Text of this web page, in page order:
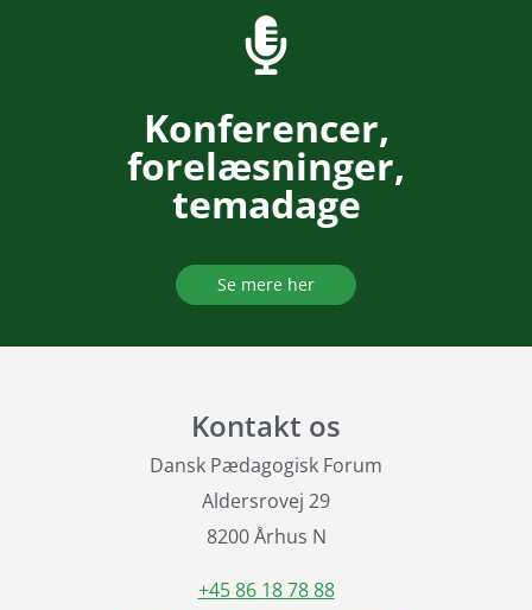
Konferencer,
forelæsninger,
temadage
Se mere her
Kontakt os
Dansk Pædagogisk Forum
Aldersrovej 29
8200 Århus N
+45 86 18 78 88